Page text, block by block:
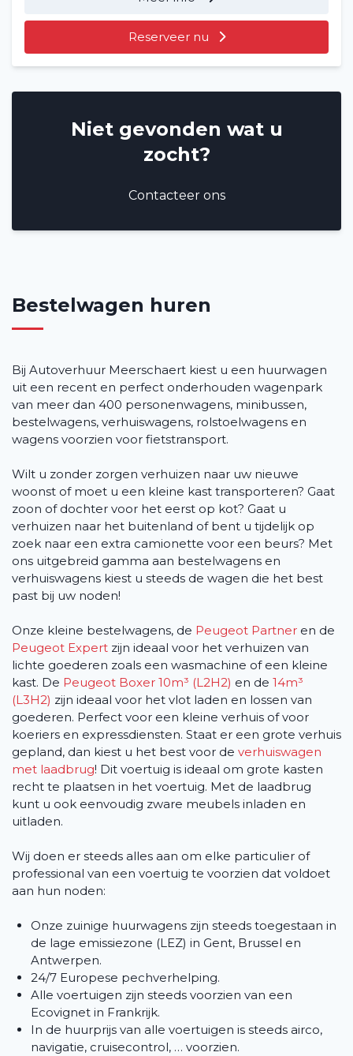
Reserveer nu
Niet gevonden wat u
zocht?
Contacteer ons
Bestelwagen huren
Bij Autoverhuur Meerschaert kiest u een huurwagen
uit een recent en perfect onderhouden wagenpark
van meer dan 400 personenwagens, minibussen,
bestelwagens, verhuiswagens, rolstoelwagens en
wagens voorzien voor fietstransport.
Wilt u zonder zorgen verhuizen naar uw nieuwe
woonst of moet u een kleine kast transporteren? Gaat
zoon of dochter voor het eerst op kot? Gaat u
verhuizen naar het buitenland of bent u tijdelijk op
zoek naar een extra camionette voor een beurs? Met
ons uitgebreid gamma aan bestelwagens en
verhuiswagens kiest u steeds de wagen die het best
past bij uw noden!
Onze kleine bestelwagens, de Peugeot Partner en de
Peugeot Expert zijn ideaal voor het verhuizen van
lichte goederen zoals een wasmachine of een kleine
kast. De Peugeot Boxer 10m³ (L2H2) en de 14m³
(L3H2) zijn ideaal voor het vlot laden en lossen van
goederen. Perfect voor een kleine verhuis of voor
koeriers en expressdiensten. Staat er een grote verhuis
gepland, dan kiest u het best voor de verhuiswagen
met laadbrug! Dit voertuig is ideaal om grote kasten
recht te plaatsen in het voertuig. Met de laadbrug
kunt u ook eenvoudig zware meubels inladen en
uitladen.
Wij doen er steeds alles aan om elke particulier of
professional van een voertuig te voorzien dat voldoet
aan hun noden:
Onze zuinige huurwagens zijn steeds toegestaan in
de lage emissiezone (LEZ) in Gent, Brussel en
Antwerpen.
24/7 Europese pechverhelping.
Alle voertuigen zijn steeds voorzien van een
Ecovignet in Frankrijk.
In de huurprijs van alle voertuigen is steeds airco,
navigatie, cruisecontrol, … voorzien.